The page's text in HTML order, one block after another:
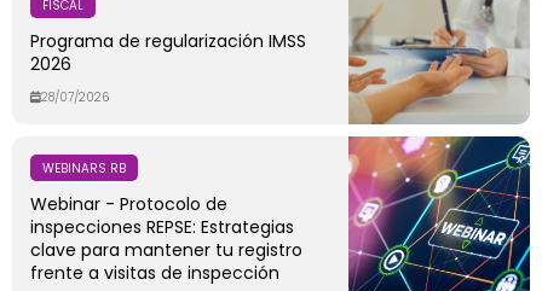
FISCAL
Programa de regularización IMSS
2026
28/07/2026
WEBINARS RB
Webinar - Protocolo de
inspecciones REPSE: Estrategias
clave para mantener tu registro
frente a visitas de inspección